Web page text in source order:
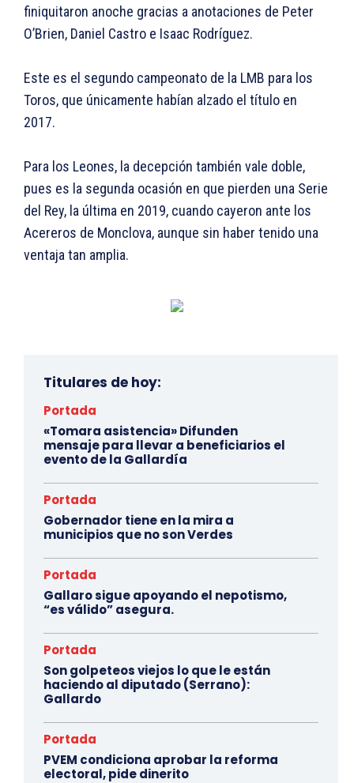
finiquitaron anoche gracias a anotaciones de Peter
O’Brien, Daniel Castro e Isaac Rodríguez.
Este es el segundo campeonato de la LMB para los
Toros, que únicamente habían alzado el título en
2017.
Para los Leones, la decepción también vale doble,
pues es la segunda ocasión en que pierden una Serie
del Rey, la última en 2019, cuando cayeron ante los
Acereros de Monclova, aunque sin haber tenido una
ventaja tan amplia.
Titulares de hoy:
Portada
«Tomara asistencia» Difunden
mensaje para llevar a beneficiarios el
evento de la Gallardía
Portada
Gobernador tiene en la mira a
municipios que no son Verdes
Portada
Gallaro sigue apoyando el nepotismo,
“es válido” asegura.
Portada
Son golpeteos viejos lo que le están
haciendo al diputado (Serrano):
Gallardo
Portada
PVEM condiciona aprobar la reforma
electoral, pide dinerito